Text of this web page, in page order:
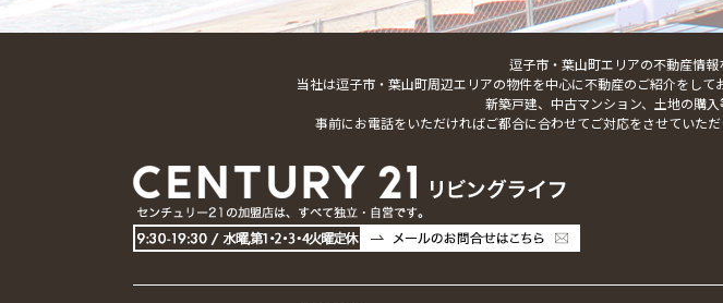
逗子市・葉山町エリアの不動産情
当社は逗子市・葉山町周辺エリアの物件を中心に不動産のご紹介をし
新築戸建、中古マンション、土地の購
事前にお電話をいただければご都合に合わせてご対応をさせていた